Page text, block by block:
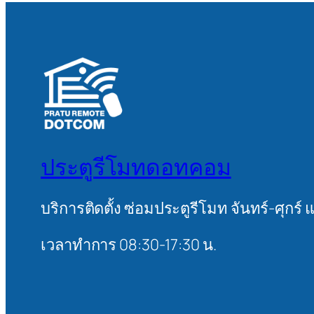
ประตูรีโมทดอทคอม
บริการติดตั้ง ซ่อมประตูรีโมท จันทร์-ศุกร์ แ
เวลาทำการ 08:30-17:30 น.